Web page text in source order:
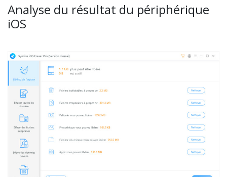
Analyse du résultat du périphérique
iOS